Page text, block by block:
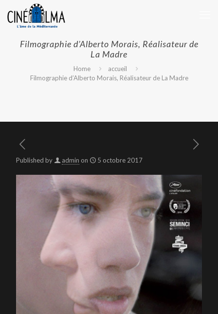
Filmographie d’Alberto Morais, Réalisateur de
La Madre
Home
accueil
Filmographie d’Alberto Morais, Réalisateur de La Madre
Published by admin on 5 octobre 2017